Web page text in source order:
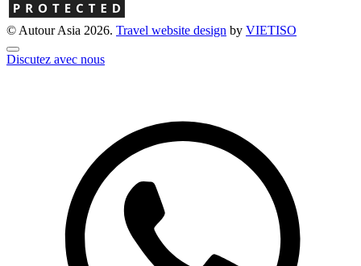
© Autour Asia 2026. Travel website design by VIETISO
Discutez avec nous